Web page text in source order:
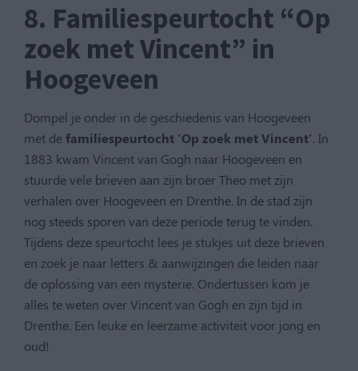
8. Familiespeurtocht “Op
zoek met Vincent” in
Hoogeveen
Dompel je onder in de geschiedenis van Hoogeveen
met defamiliespeurtocht 'Op zoek met Vincent'. In
1883 kwam Vincent van Gogh naar Hoogeveen en
stuurde vele brieven aan zijn broer Theo met zijn
verhalen over Hoogeveen en Drenthe. In de stad zijn
nog steeds sporen van deze periode terug te vinden.
Tijdens deze speurtocht lees je stukjes uit deze brieven
en zoek je naar letters & aanwijzingen die leiden naar
de oplossing van een mysterie. Ondertussen kom je
alles te weten over Vincent van Gogh en zijn tijd in
Drenthe. Een leuke en leerzame activiteit voor jong en
oud!